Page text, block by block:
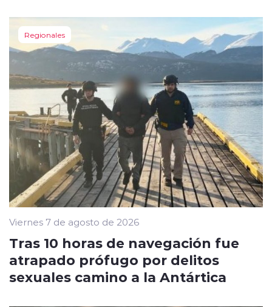
Regionales
Viernes 7 de agosto de 2026
Tras 10 horas de navegación fue
atrapado prófugo por delitos
sexuales camino a la Antártica